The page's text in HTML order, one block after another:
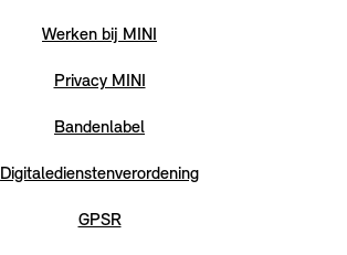
Werken bij MINI
Privacy MINI
Bandenlabel
Digitaledienstenverordening
GPSR